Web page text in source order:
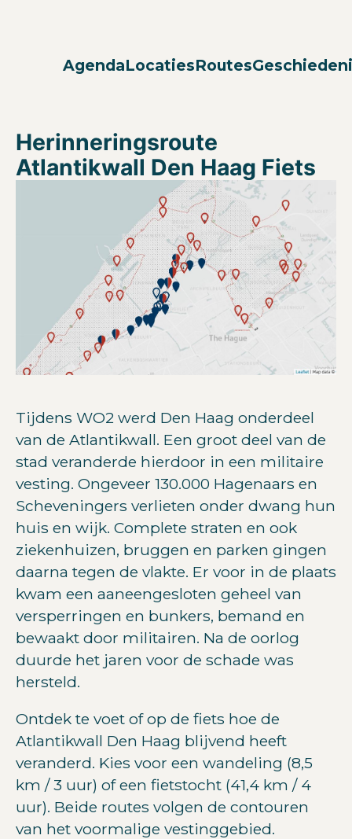
AgendaLocatiesRoutes
Herinneringsroute
Atlantikwall Den Haag Fiets
Tijdens WO2 werd Den Haag onderdeel
van de Atlantikwall. Een groot deel van de
stad veranderde hierdoor in een militaire
vesting. Ongeveer 130.000 Hagenaars en
Scheveningers verlieten onder dwang hun
huis en wijk. Complete straten en ook
ziekenhuizen, bruggen en parken gingen
daarna tegen de vlakte. Er voor in de plaats
kwam een aaneengesloten geheel van
versperringen en bunkers, bemand en
bewaakt door militairen. Na de oorlog
duurde het jaren voor de schade was
hersteld.
Ontdek te voet of op de fiets hoe de
Atlantikwall Den Haag blijvend heeft
veranderd. Kies voor een wandeling (8,5
km / 3 uur) of een fietstocht (41,4 km / 4
uur). Beide routes volgen de contouren
van het voormalige vestinggebied.